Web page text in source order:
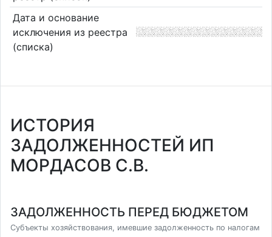
Дата и основание
исключения из реестра
(списка)
ИСТОРИЯ
ЗАДОЛЖЕННОСТЕЙ ИП
МОРДАСОВ С.В.
ЗАДОЛЖЕННОСТЬ ПЕРЕД БЮДЖЕТОМ
Субъекты хозяйствования, имевшие задолженность по налогам